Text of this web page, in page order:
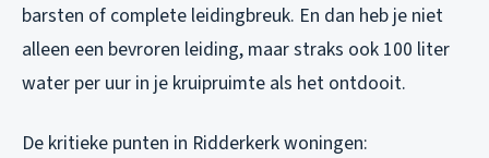
barsten of complete leidingbreuk. En dan heb je niet
alleen een bevroren leiding, maar straks ook 100 liter
water per uur in je kruipruimte als het ontdooit.
De kritieke punten in Ridderkerk woningen: